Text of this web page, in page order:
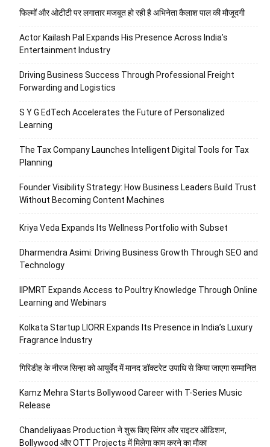
फिल्मों और ओटीटी पर लगातार मजबूत हो रही है अभिनेता कैलाश पाल की मौजूदगी
Actor Kailash Pal Expands His Presence Across India’s
Entertainment Industry
Driving Business Success Through Professional Freight
Forwarding and Logistics
S Y G EdTech Accelerates the Future of Personalized
Learning
The Tax Company Launches Intelligent Digital Tools for Tax
Planning
Founder Visibility Strategy: How Business Leaders Build Trust
Without Becoming Content Machines
Kriya Veda Expands Its Wellness Portfolio with Subset
Dharmendra Asimi: Driving Business Growth Through SEO and
Technology
IIPMRT Expands Access to Poultry Knowledge Through Online
Learning and Webinars
Kolkata Startup LIORR Expands Its Presence in India’s Luxury
Fragrance Industry
गिरिडीह के नीरज सिन्हा को आयुर्वेद में मानद डॉक्टरेट उपाधि से किया जाएगा सम्मानित
Kamz Mehra Starts Bollywood Career with T-Series Music
Release
Chandeliyaas Production ने शुरू किए सिंगर और राइटर ऑडिशन,
Bollywood और OTT Projects में मिलेगा काम करने का मौका